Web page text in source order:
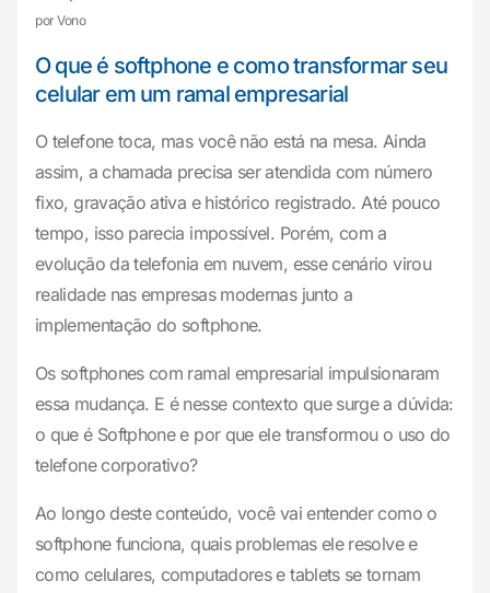
por Vono
O que é softphone e como transformar seu
celular em um ramal empresarial
O telefone toca, mas você não está na mesa. Ainda
assim, a chamada precisa ser atendida com número
fixo, gravação ativa e histórico registrado. Até pouco
tempo, isso parecia impossível. Porém, com a
evolução da telefonia em nuvem, esse cenário virou
realidade nas empresas modernas junto a
implementação do softphone.
Os softphones com ramal empresarial impulsionaram
essa mudança. E é nesse contexto que surge a dúvida:
o que é Softphone e por que ele transformou o uso do
telefone corporativo?
Ao longo deste conteúdo, você vai entender como o
softphone funciona, quais problemas ele resolve e
como celulares, computadores e tablets se tornam